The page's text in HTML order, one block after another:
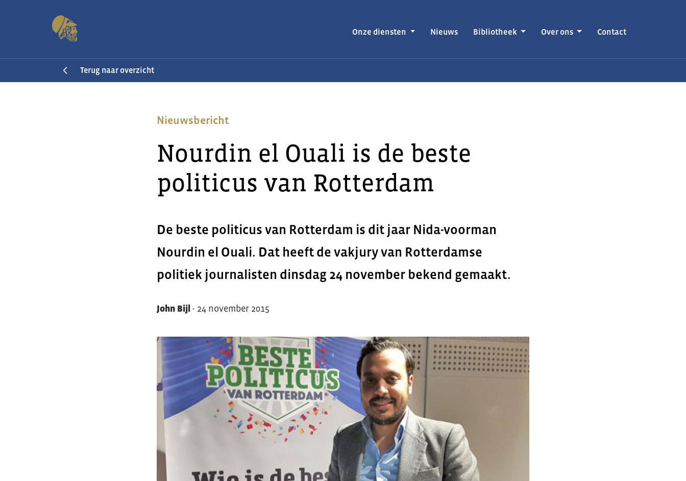
Onze diensten Nieuws Bibliotheek Over ons Contact
Terug naar overzicht
Nieuwsbericht
Nourdin el Ouali is de beste
politicus van Rotterdam
De beste politicus van Rotterdam is dit jaar Nida-voorman
Nourdin el Ouali. Dat heeft de vakjury van Rotterdamse
politiek journalisten dinsdag 24 november bekend gemaakt.
John Bijl - 24 november 2015